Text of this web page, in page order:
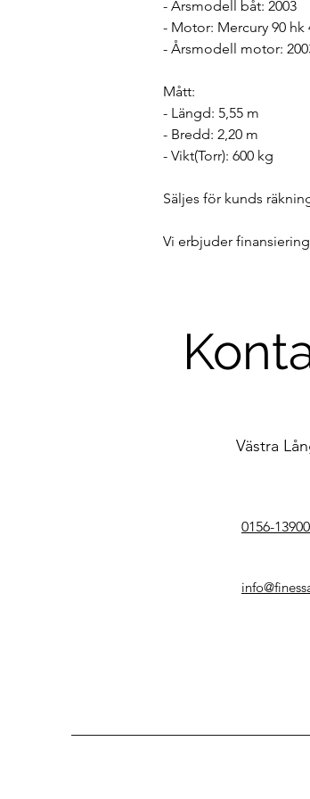
- Årsmodell båt: 2003
- Motor: Mercury 90 hk
- Årsmodell motor:
Mått:
- Längd: 5,55 m
- Bredd: 2,20 m
- Vikt(Torr): 600 kg
Säljes för kunds
Vi erbjuder
Västra
0156-13900